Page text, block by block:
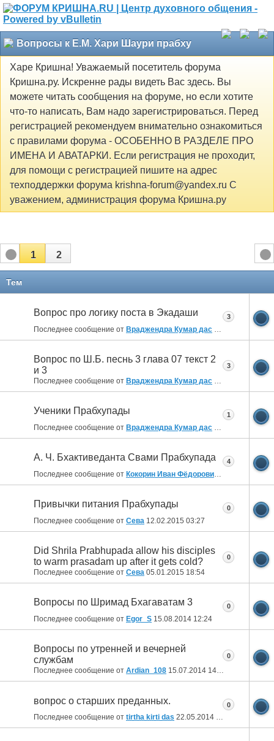
Вопросы к Е.М. Хари Шаури прабху
Харе Кришна! Уважаемый посетитель форума
Кришна.ру. Искренне рады видеть Вас здесь. Вы
можете читать сообщения на форуме, но если хотите
что-то написать, Вам надо зарегистрироваться. Перед
регистрацией рекомендуем внимательно ознакомиться
с правилами форума - ОСОБЕННО В РАЗДЕЛЕ ПРО
ИМЕНА И АВАТАРКИ. Если регистрация не проходит,
для помощи с регистрацией пишите на адрес
техподдержки форума krishna-forum@yandex.ru С
уважением, администрация форума Кришна.ру
1 2
Тем
Вопрос про логику поста в Экадаши
Последнее сообщение от Враджендра Кумар дас 07:32
3
Вопрос по Ш.Б. песнь 3 глава 07 текст 2
и 3
Последнее сообщение от Враджендра Кумар дас
3
Ученики Прабхупады
Последнее сообщение от Враджендра Кумар дас 15:29
1
А. Ч. Бхактиведанта Свами Прабхупада
Последнее сообщение от Кокорин Иван Фёдорович 06.08.2016
4
Привычки питания Прабхупады
Последнее сообщение от Сева 12.02.2015 03:27
0
Did Shrila Prabhupada allow his disciples
to warm prasadam up after it gets cold?
Последнее сообщение от Сева 05.01.2015 18:54
0
Вопросы по Шримад Бхагаватам 3
Последнее сообщение от Egor_S 15.08.2014 12:24
0
Вопросы по утренней и вечерней
службам
Последнее сообщение от Ardian_108 15.07.2014 14:07
0
вопрос о старших преданных.
Последнее сообщение от tirtha kirti das 22.05.2014 16:56
0